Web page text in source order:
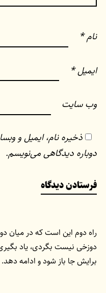
نام*
ایمیل*
وب‌ سایت
ذخیره نام، ایمیل و
دوباره دیدگاهی می‌نویسم.
راه دوم این است که در میان
دوزخی نیست بگردی، یاد
برایش جا باز شود و ادامه دهد.